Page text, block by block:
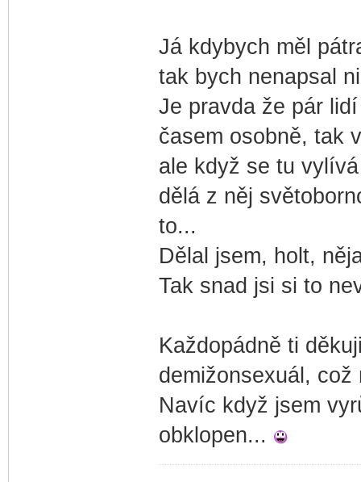
Já kdybych měl
tak bych nenapsal
Je pravda že pár
časem osobně, tak
ale když se tu
dělá z něj
to...
Dělal jsem, holt,
Tak snad jsi si to
Každopádně ti
demižonsexuál,
Navíc když jsem
obklopen...